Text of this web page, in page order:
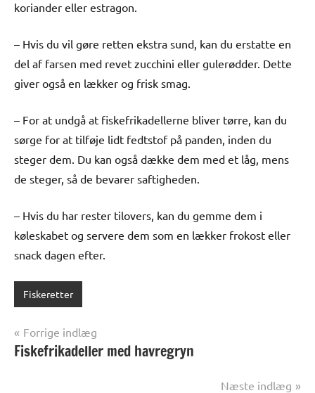
koriander eller estragon.
– Hvis du vil gøre retten ekstra sund, kan du erstatte en
del af farsen med revet zucchini eller gulerødder. Dette
giver også en lækker og frisk smag.
– For at undgå at fiskefrikadellerne bliver tørre, kan du
sørge for at tilføje lidt fedtstof på panden, inden du
steger dem. Du kan også dække dem med et låg, mens
de steger, så de bevarer saftigheden.
– Hvis du har rester tilovers, kan du gemme dem i
køleskabet og servere dem som en lækker frokost eller
snack dagen efter.
Fiskeretter
Indlægsnavigation
Forrige indlæg
Fiskefrikadeller med havregryn
Næste indlæg